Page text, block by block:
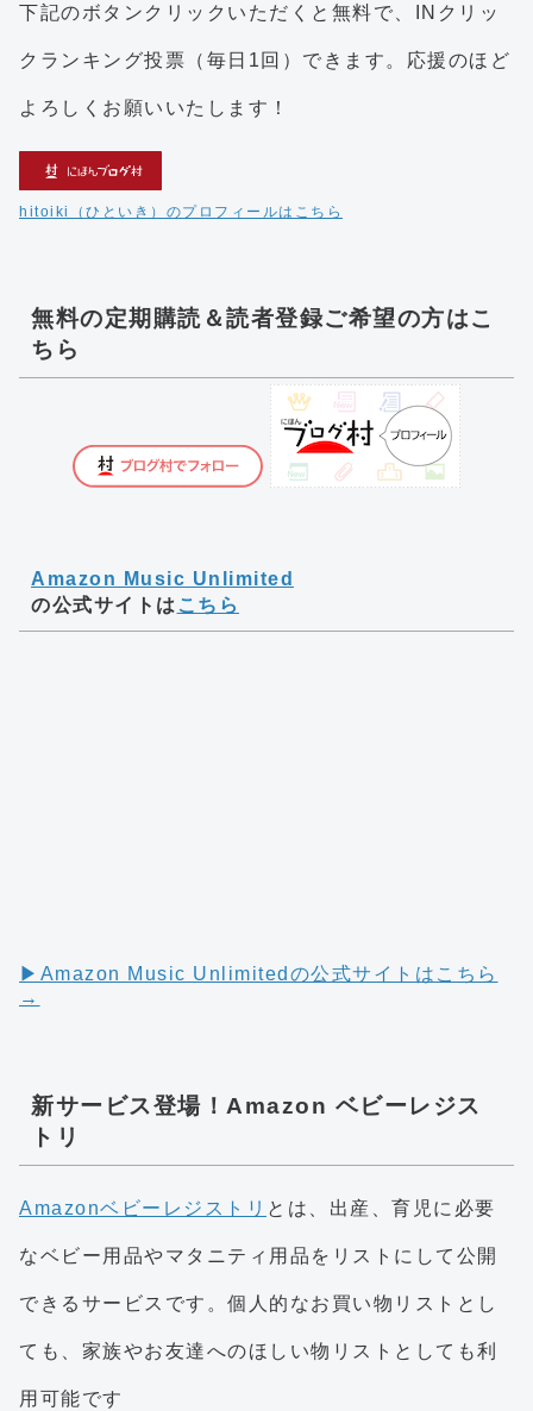
下記のボタンクリックいただくと無料で、INクリッ
クランキング投票（毎日1回）できます。応援のほど
よろしくお願いいたします！
hitoiki（ひといき）のプロフィールはこちら
無料の定期購読＆読者登録ご希望の方はこ
ちら
Amazon Music Unlimited
の公式サイトは こちら
▶︎Amazon Music Unlimitedの公式サイトはこちら
→
新サービス登場！Amazon ベビーレジス
トリ
Amazonベビーレジストリ とは、出産、育児に必要
なベビー用品やマタニティ用品をリストにして公開
できるサービスです。個人的なお買い物リストとし
ても、家族やお友達へのほしい物リストとしても利
用可能です